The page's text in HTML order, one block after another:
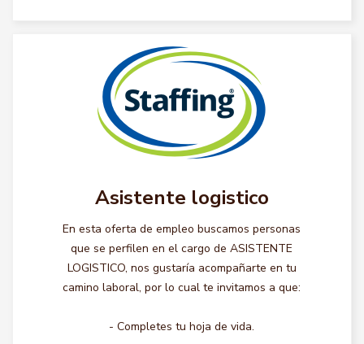
Asistente logistico
En esta oferta de empleo buscamos personas
que se perfilen en el cargo de ASISTENTE
LOGISTICO, nos gustaría acompañarte en tu
camino laboral, por lo cual te invitamos a que:
- Completes tu hoja de vida.